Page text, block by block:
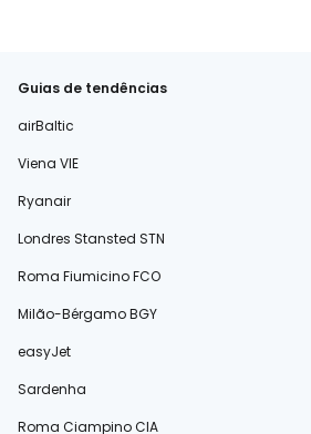
Guias de tendências
airBaltic
Viena VIE
Ryanair
Londres Stansted STN
Roma Fiumicino FCO
Milão-Bérgamo BGY
easyJet
Sardenha
Roma Ciampino CIA